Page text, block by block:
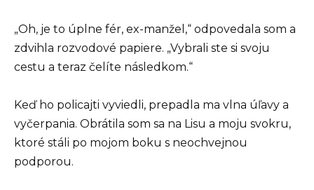
„Oh, je to úplne fér, ex-manžel,“ odpovedala som a
zdvihla rozvodové papiere. „Vybrali ste si svoju
cestu a teraz čelíte následkom.“
Keď ho policajti vyviedli, prepadla ma vlna úľavy a
vyčerpania. Obrátila som sa na Lisu a moju svokru,
ktoré stáli po mojom boku s neochvejnou
podporou.